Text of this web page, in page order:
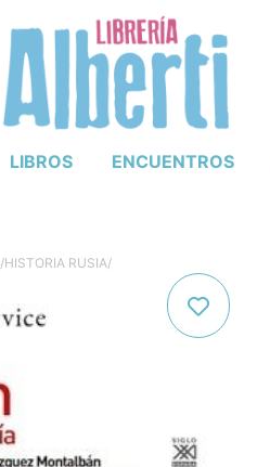
LIBROS ENCUENTROS
/HISTORIA RUSIA/